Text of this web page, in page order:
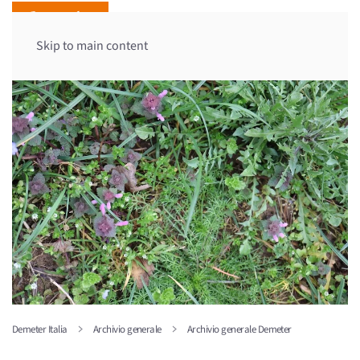
Skip to main content
Demeter Italia Archivio generale Archivio generale Demeter